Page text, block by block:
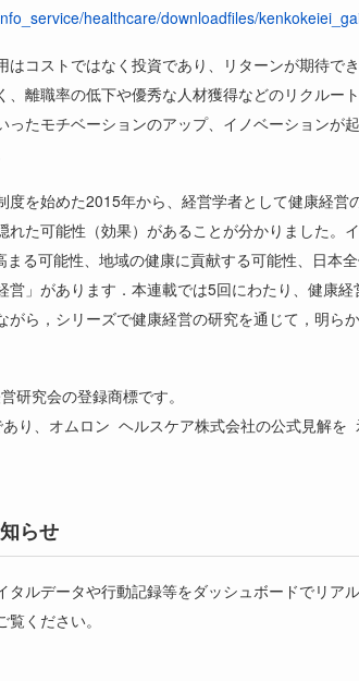
healthcare/downloadfiles/
コストではなく投資であり、リターンが期待で
、離職率の低下や優秀な人材獲得などのリクルー
たモチベーションのアップ、イノベーションが
度を始めた2015年から、経営学者として健康経営
れた可能性（効果）があることが分かりました。
まる可能性、地域の健康に貢献する可能性、日本
営」があります．本連載では5回にわたり、健康
がら，シリーズで健康経営の研究を通じて，明ら
研究会の登録商標です。
り、オムロン ヘルスケア株式会社の公式見解を
らせ
ルデータや行動記録等をダッシュボードでリア
ください。